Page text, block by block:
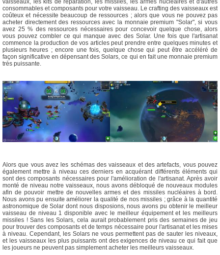
vaisseaux, les kits de réparation, les missiles, les armes nucléaires et d'autres
consommables et composants pour votre vaisseau. Le crafting des vaisseaux est
coûteux et nécessite beaucoup de ressources ; alors que vous ne pouvez pas
acheter directement des ressources avec la monnaie premium "Solar", si vous
avez 25 % des ressources nécessaires pour concevoir quelque chose, alors
vous pouvez combler ce qui manque avec des Solar. Une fois que l'artisanat
commence la production de vos articles peut prendre entre quelques minutes et
plusieurs heures ; encore une fois, quelque chose qui peut être accéléré de
façon significative en dépensant des Solars, ce qui en fait une monnaie premium
très puissante.
Alors que vous avez les schémas des vaisseaux et des artefacts, vous pouvez
également mettre à niveau ces derniers en acquérant différents éléments qui
sont des composants nécessaires pour l'amélioration de l'artisanat. Après avoir
monté de niveau notre vaisseaux, nous avons débloqué de nouveaux modules
afin de pouvoir mettre de nouvelles armes et des missiles nucléaires à bord.
Nous avons pu ensuite améliorer la qualité de nos missiles ; grâce à la quantité
astronomique de Solar dont nous disposions, nous avons pu obtenir le meilleur
vaisseau de niveau 1 disponible avec le meilleur équipement et les meilleurs
missiles ! Sans les Solars, cela aurait probablement pris des semaines de jeu
pour trouver des composants et de temps nécessaire pour l'artisanat et les mises
à niveau. Cependant, les Solars ne vous permettent pas de sauter les niveaux,
et les vaisseaux les plus puissants ont des exigences de niveau ce qui fait que
les joueurs ne peuvent pas simplement acheter les meilleurs vaisseaux.